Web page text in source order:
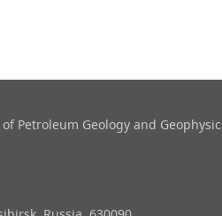
Petroleum Geology and